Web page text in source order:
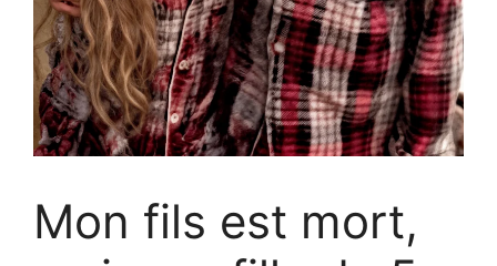
Mon fils est mort,